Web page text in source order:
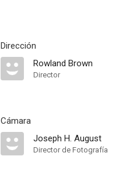
Dirección
Rowland Brown
Director
Cámara
Joseph H. August
Director de Fotografía